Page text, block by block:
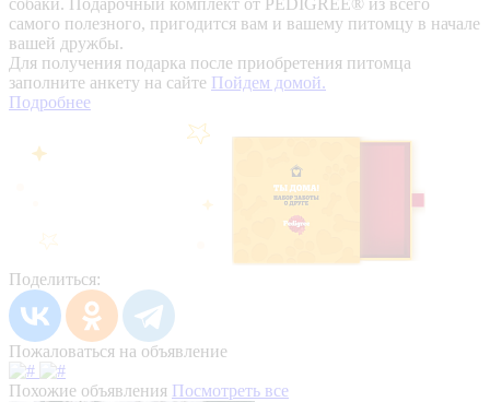
собаки. Подарочный комплект от PEDIGREE® из всего
самого полезного, пригодится вам и вашему питомцу в начале
вашей дружбы.
Для получения подарка после приобретения питомца
заполните анкету на сайте Пойдем домой.
Подробнее
Поделиться:
Пожаловаться на объявление
Похожие объявления Посмотреть все